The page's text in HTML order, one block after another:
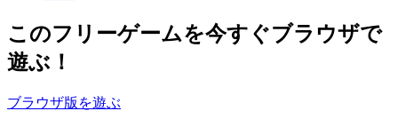
このフリーゲームを今すぐブラウザで
遊ぶ！
ブラウザ版を遊ぶ